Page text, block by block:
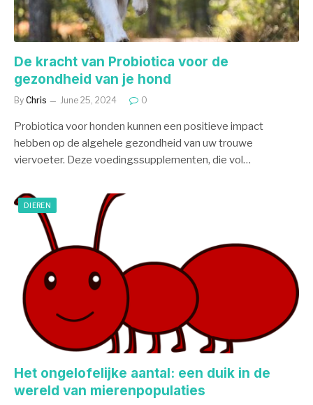
De kracht van Probiotica voor de
gezondheid van je hond
By Chris June 25, 2024 0
Probiotica voor honden kunnen een positieve impact
hebben op de algehele gezondheid van uw trouwe
viervoeter. Deze voedingssupplementen, die vol…
DIEREN
Het ongelofelijke aantal: een duik in de
wereld van mierenpopulaties